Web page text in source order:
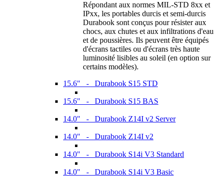
Répondant aux normes MIL-STD 8xx et
IPxx, les portables durcis et semi-durcis
Durabook sont conçus pour résister aux
chocs, aux chutes et aux infiltrations d'eau
et de poussières. Ils peuvent être équipés
d'écrans tactiles ou d'écrans très haute
luminosité lisibles au soleil (en option sur
certains modèles).
15.6" - Durabook S15 STD
15.6" - Durabook S15 BAS
14.0" - Durabook Z14I v2 Server
14.0" - Durabook Z14I v2
14.0" - Durabook S14i V3 Standard
14.0" - Durabook S14i V3 Basic